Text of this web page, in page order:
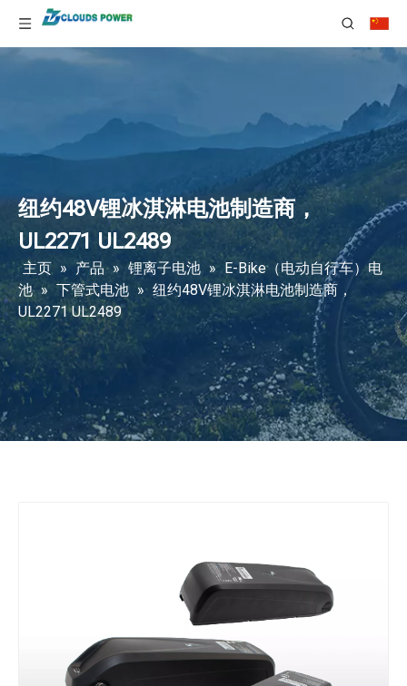
纽约48V锂冰淇淋电池制造商，
UL2271 UL2489
主页 » 产品 » 锂离子电池 » E-Bike（电动自行车）电
池 » 下管式电池 » 纽约48V锂冰淇淋电池制造商，
UL2271 UL2489